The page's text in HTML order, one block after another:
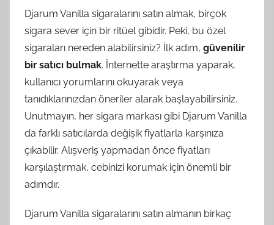
Djarum Vanilla sigaralarını satın almak, birçok
sigara sever için bir ritüel gibidir. Peki, bu özel
sigaraları nereden alabilirsiniz? İlk adım, güvenilir
bir satıcı bulmak. İnternette araştırma yaparak,
kullanıcı yorumlarını okuyarak veya
tanıdıklarınızdan öneriler alarak başlayabilirsiniz.
Unutmayın, her sigara markası gibi Djarum Vanilla
da farklı satıcılarda değişik fiyatlarla karşınıza
çıkabilir. Alışveriş yapmadan önce fiyatları
karşılaştırmak, cebinizi korumak için önemli bir
adımdır.
Djarum Vanilla sigaralarını satın almanın birkaç